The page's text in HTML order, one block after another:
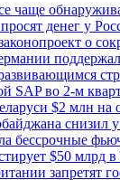
чаще
денег у
о
SAP во 2-м
$2 млн на
снизил
бессрочные
$50
запретят